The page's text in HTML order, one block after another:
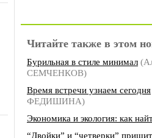
Читайте также в этом
Бурильная в стиле минимал
СЕМЧЕНКОВ)
Время встречи узнаем сегодня
ФЕДИШИНА)
Экономика и экология: как
“Двойки” и “четверки”